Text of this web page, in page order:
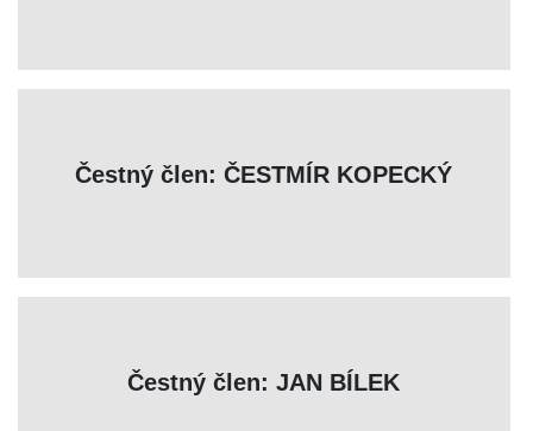
Čestný člen: ČESTMÍR KOPECKÝ
Čestný člen: JAN BÍLEK